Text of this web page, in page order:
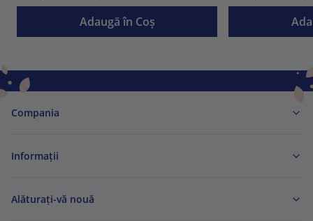
Adaugă în Coş
Compania
Informaţii
Alăturați-vă nouă